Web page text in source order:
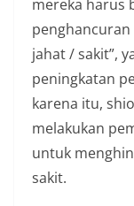
mereka harus
jahat / sakit”,
peningkatan
karena itu,
melakukan
untuk
sakit.